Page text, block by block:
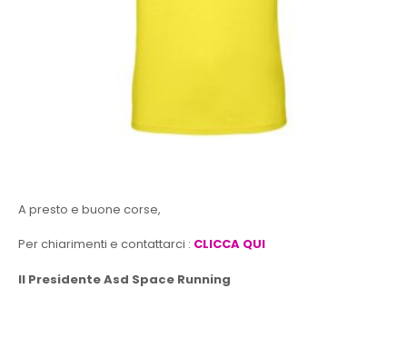
A presto e buone corse,
Per chiarimenti e contattarci : CLICCA QUI
Il Presidente Asd Space Running